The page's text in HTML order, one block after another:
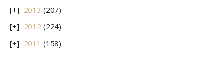
2013 (207)
2012 (224)
2011 (158)